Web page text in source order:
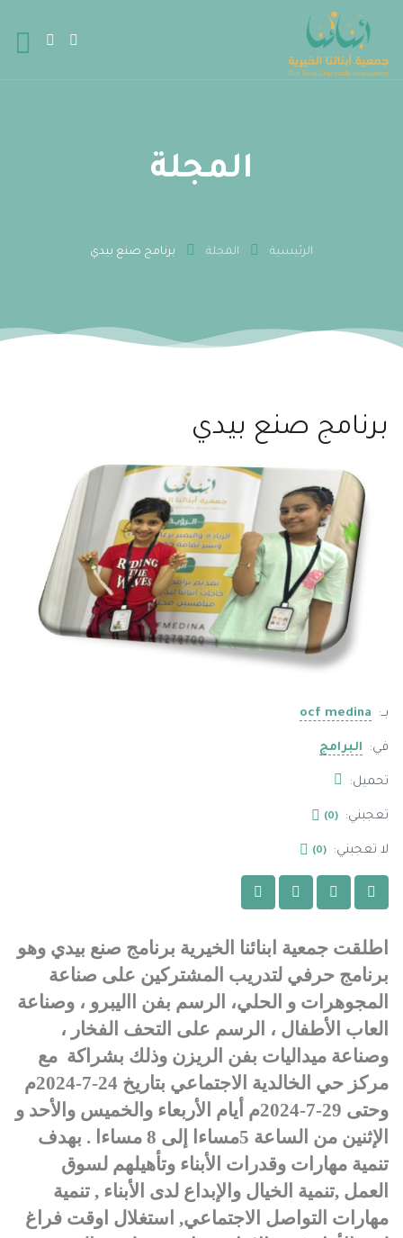
المجلة
الرئيسية المجلة برنامج صنع بيدي
برنامج صنع بيدي
بــ: ocf medina
في: البرامج
تحميل:
تعجبني: (0)
لا تعجبني: (0)
اطلقت جمعية ابنائنا الخيرية برنامج صنع بيدي وهو
برنامج حرفي لتدريب المشتركين على صناعة
المجوهرات و الحلي، الرسم بفن االيبرو ، وصناعة
العاب الأطفال ، الرسم على التحف الفخار ،
وصناعة ميداليات بفن الريزن وذلك بشراكة مع
مركز حي الخالدية الاجتماعي بتاريخ 24-7-2024م
وحتى 29-7-2024م أيام الأربعاء والخميس والأحد و
الإثنين من الساعة 5مساءا إلى 8 مساءا . بهدف
تنمية مهارات وقدرات الأبناء وتأهيلهم لسوق
العمل ,تنمية الخيال والإبداع لدى الأبناء , تنمية
مهارات التواصل الاجتماعي, استغلال اوقت فراغ